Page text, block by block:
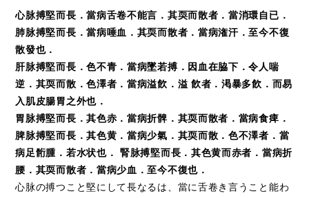
心脉搏堅而長．當病舌卷不能言．其耎而散者．當消環自已．
肺脉搏堅而長．當病唾血．其耎而散者．當病潅汗．至今不復
散發也．
肝脉搏堅而長．色不青．當病墜若搏．因血在脇下．令人喘
逆．其耎而散．色澤者．當病溢飮．溢 飮者．渇暴多飮．而易
入肌皮腸胃之外也．
胃脉搏堅而長．其色赤．當病折髀．其耎而散者．當病食痺．
脾脉搏堅而長．其色黄．當病少氣．其耎而散．色不澤者．當
病足䯒腫．若水状也． 腎脉搏堅而長．其色黄而赤者．當病折
腰．其耎而散者．當病少血．至今不復也．
心脉の搏つこと堅にして長なるは、當に舌卷き言うこと能わ